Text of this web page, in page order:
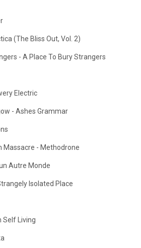
(The Bliss Out, Vol. 2)
- A Place To Bury Strangers
Electric
- Ashes Grammar
Massacre - Methodrone
Autre Monde
Isolated Place
Self Living